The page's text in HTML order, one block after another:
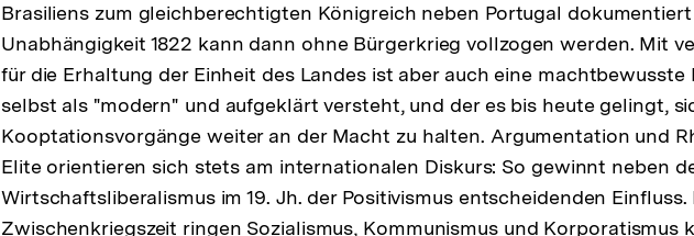
Brasiliens zum gleichberechtigten Königreich neben Portugal
Unabhängigkeit 1822 kann dann ohne Bürgerkrieg vollzogen werden. Mit
für die Erhaltung der Einheit des Landes ist aber auch eine machtbewusste
selbst als "modern" und aufgeklärt versteht, und der es bis heute gelingt,
Kooptationsvorgänge weiter an der Macht zu halten. Argumentation und
Elite orientieren sich stets am internationalen Diskurs: So gewinnt neben
Wirtschaftsliberalismus im 19. Jh. der Positivismus entscheidenden Einfluss.
Zwischenkriegszeit ringen Sozialismus, Kommunismus und Korporatismus